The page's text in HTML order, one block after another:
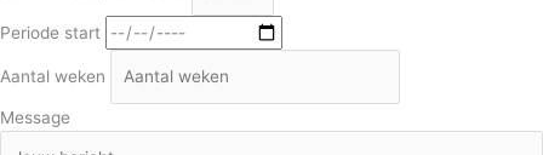
Periode start
Aantal weken
Message